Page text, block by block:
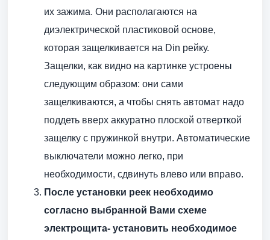
их зажима. Они располагаются на
диэлектрической пластиковой основе,
которая защелкивается на Din рейку.
Защелки, как видно на картинке устроены
следующим образом: они сами
защелкиваются, а чтобы снять автомат надо
поддеть вверх аккуратно плоской отверткой
защелку с пружинкой внутри. Автоматические
выключатели можно легко, при
необходимости, сдвинуть влево или вправо.
После установки реек необходимо
согласно выбранной Вами схеме
электрощита- установить необходимое